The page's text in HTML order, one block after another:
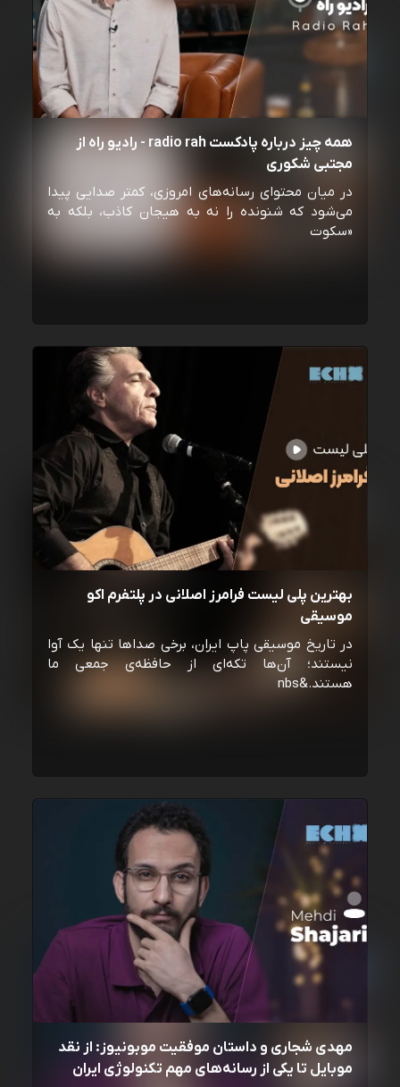
همه چیز درباره پادکست radio rah - رادیو راه از
مجتبی شکوری
در میان محتوای رسانه‌های امروزی، کمتر صدایی پیدا
می‌شود که شنونده را نه به هیجان کاذب، بلکه به
«سکوت
بهترین پلی لیست فرامرز اصلانی در پلتفرم اکو
موسیقی
در تاریخ موسیقی پاپ ایران، برخی صداها تنها یک آوا
نیستند؛ آن‌ها تکه‌ای از حافظه‌ی جمعی ما
هستند.&nbs
مهدی شجاری و داستان موفقیت موبونیوز: از نقد
موبایل تا یکی از رسانه‌‌های مهم تکنولوژی ایران